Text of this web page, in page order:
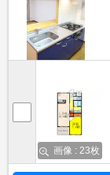
画像 : 23枚